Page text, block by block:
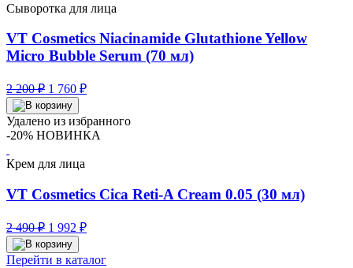
Сыворотка для лица
VT Cosmetics Niacinamide Glutathione Yellow
Micro Bubble Serum (70 мл)
2 200₽ Первоначальная
цена
составляла
2
1 760 ₽Текущая
1
760 ₽.
Удалено из избранного
-20% НОВИНКА
Крем для лица
VT Cosmetics Cica Reti-A Cream 0.05 (30 мл)
2 490₽ Первоначальная
цена
составляла
1 992 ₽Текущая
Перейти в каталог